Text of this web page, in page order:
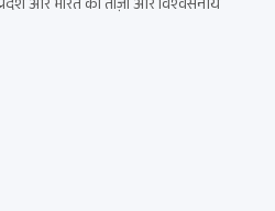
और भारत की ताज़ा और विश्वसनीय